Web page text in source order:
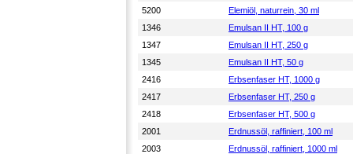
5200
Elemiöl, naturrein, 30 ml
1346
Emulsan II HT, 100 g
1347
Emulsan II HT, 250 g
1345
Emulsan II HT, 50 g
2416
Erbsenfaser HT, 1000 g
2417
Erbsenfaser HT, 250 g
2418
Erbsenfaser HT, 500 g
2001
Erdnussöl, raffiniert, 100 ml
2003
Erdnussöl, raffiniert, 1000 ml